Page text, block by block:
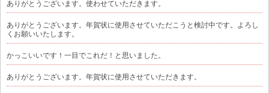
ありがとうございます。使わせていただきます。
ありがとうございます。年賀状に使用させていただこうと検討中です。よろし
くお願いいたします。
かっこいいです！一目でこれだ！と思いました。
ありがとうございます。年賀状に使用させていただきます。